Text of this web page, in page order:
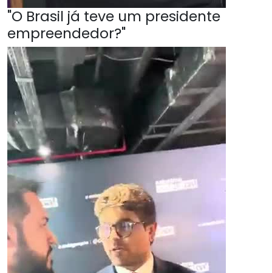
"O Brasil já teve um presidente
empreendedor?"